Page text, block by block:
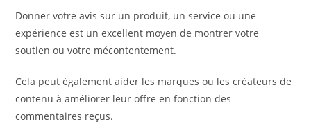
Donner votre avis sur un produit, un service ou une
expérience est un excellent moyen de montrer votre
soutien ou votre mécontentement.
Cela peut également aider les marques ou les créateurs de
contenu à améliorer leur offre en fonction des
commentaires reçus.